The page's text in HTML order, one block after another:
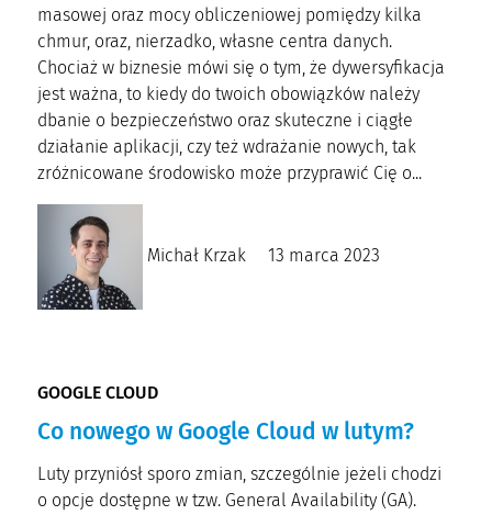
masowej oraz mocy obliczeniowej pomiędzy kilka
chmur, oraz, nierzadko, własne centra danych.
Chociaż w biznesie mówi się o tym, że dywersyfikacja
jest ważna, to kiedy do twoich obowiązków należy
dbanie o bezpieczeństwo oraz skuteczne i ciągłe
działanie aplikacji, czy też wdrażanie nowych, tak
zróżnicowane środowisko może przyprawić Cię o...
Michał Krzak 13 marca 2023
GOOGLE CLOUD
Co nowego w Google Cloud w lutym?
Luty przyniósł sporo zmian, szczególnie jeżeli chodzi
o opcje dostępne w tzw. General Availability (GA).